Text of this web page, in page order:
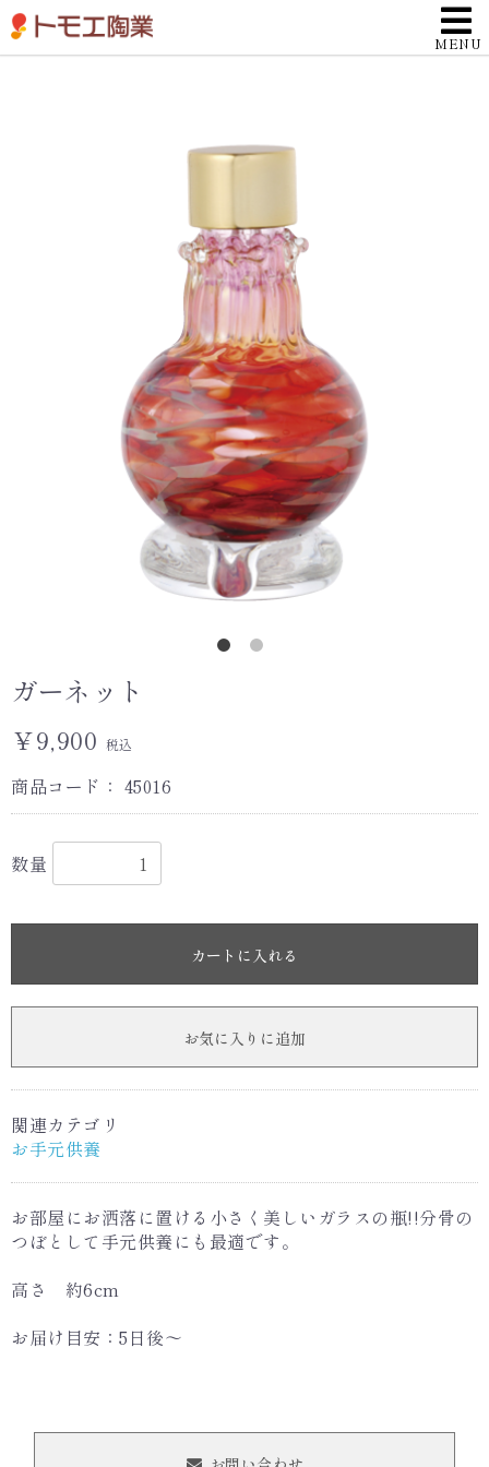
ガーネット
￥9,900 税込
商品コード： 45016
数量
カートに入れる
お気に入りに追加
関連カテゴリ
お手元供養
お部屋にお洒落に置ける小さく美しいガラスの瓶!!分骨の
つぼとして手元供養にも最適です。
高さ 約6cm
お届け目安：5日後〜